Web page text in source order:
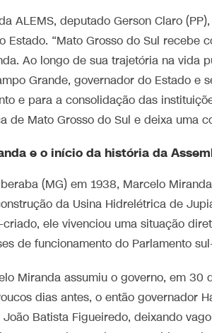
ALEMS, deputado Gerson Claro
Estado. “Mato Grosso do Sul
Ao longo de sua trajetória na vida
Grande, governador do Estado e
e para a consolidação das
de Mato Grosso do Sul e deixa uma
e o início da história da
(MG) em 1938, Marcelo
da Usina Hidrelétrica de
ele vivenciou uma situação
de funcionamento do Parlamento
Miranda assumiu o governo, em 30
dias antes, o então governador
Batista Figueiredo, deixando